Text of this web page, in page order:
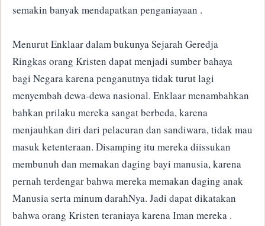
semakin banyak mendapatkan penganiayaan .
Menurut Enklaar dalam bukunya Sejarah Geredja
Ringkas orang Kristen dapat menjadi sumber bahaya
bagi Negara karena penganutnya tidak turut lagi
menyembah dewa-dewa nasional. Enklaar menambahkan
bahkan prilaku mereka sangat berbeda, karena
menjauhkan diri dari pelacuran dan sandiwara, tidak mau
masuk ketenteraan. Disamping itu mereka diissukan
membunuh dan memakan daging bayi manusia, karena
pernah terdengar bahwa mereka memakan daging anak
Manusia serta minum darahNya. Jadi dapat dikatakan
bahwa orang Kristen teraniaya karena Iman mereka .